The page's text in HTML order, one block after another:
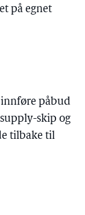
på egnet
innføre påbud
skip og
tilbake til